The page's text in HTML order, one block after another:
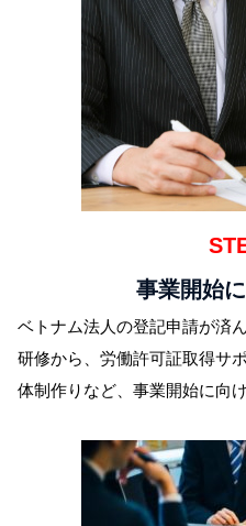
事業開始
ベトナム法人の登記申請が済
研修から、労働許可証取得サ
体制作りなど、事業開始に向